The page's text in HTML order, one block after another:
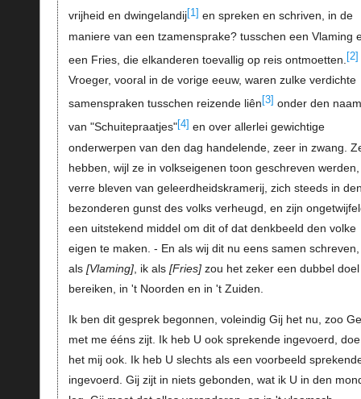
vrijheid en dwingelandij[1] en spreken en schriven, in de
maniere van een tzamensprake? tusschen een Vlaming
een Fries, die elkanderen toevallig op reis ontmoetten. [2]
Vroeger, vooral in de vorige eeuw, waren zulke verdichte
samenspraken tusschen reizende liên [3] onder den naam
van "Schuitepraatjes"[4] en over allerlei gewichtige
onderwerpen van den dag handelende, zeer in zwang.
hebben, wijl ze in volkseigenen toon geschreven
verre bleven van geleerdheidskramerij, zich steeds in
bezonderen gunst des volks verheugd, en zijn
een uitstekend middel om dit of dat denkbeeld den volke
eigen te maken. - En als wij dit nu eens samen
als Vlaming , ik als Fries zou het zeker een dubbel doel
bereiken, in 't Noorden en in 't Zuiden.
Ik ben dit gesprek begonnen, voleindig Gij het nu, zoo
met me ééns zijt. Ik heb U ook sprekende ingevoerd,
het mij ook. Ik heb U slechts als een voorbeeld
ingevoerd. Gij zijt in niets gebonden, wat ik U in den